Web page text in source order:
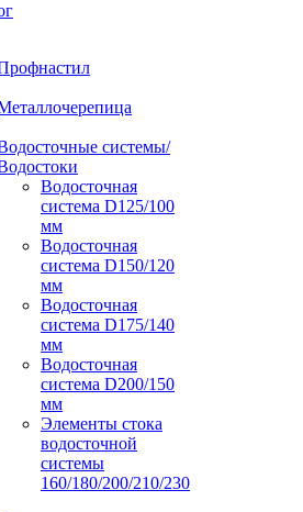
системы/
Водосточная
система D125/100
мм
Водосточная
система D150/120
мм
Водосточная
система D175/140
мм
Водосточная
система D200/150
мм
Элементы стока
водосточной
системы
160/180/200/210/230